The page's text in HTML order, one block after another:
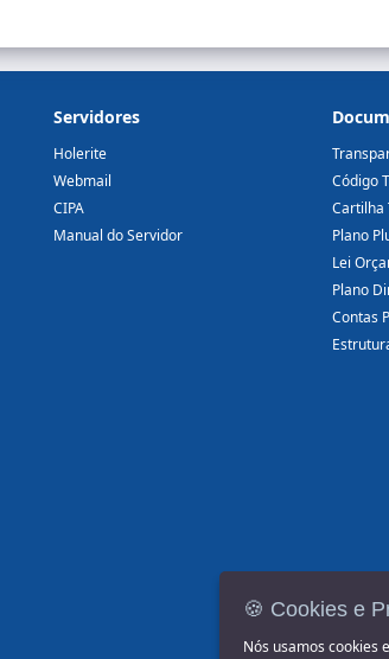
Servidores
Holerite
Webmail
CIPA
Manual do Servidor
Código
Cartilha
Plano
Lei
Plano
Contas
🍪 Cookies e
Nós usamos cookies